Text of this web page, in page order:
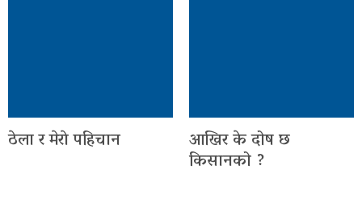
ठेला र मेराे पहिचान आखिर के दोष छ
किसानको ?